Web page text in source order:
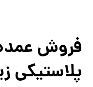
فروش
پلاستیکی